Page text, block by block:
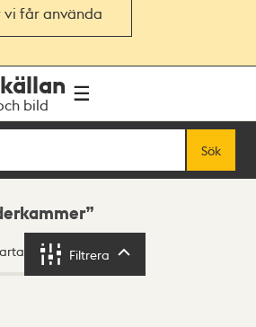
vi får använda
bild
Sök
Filtrera